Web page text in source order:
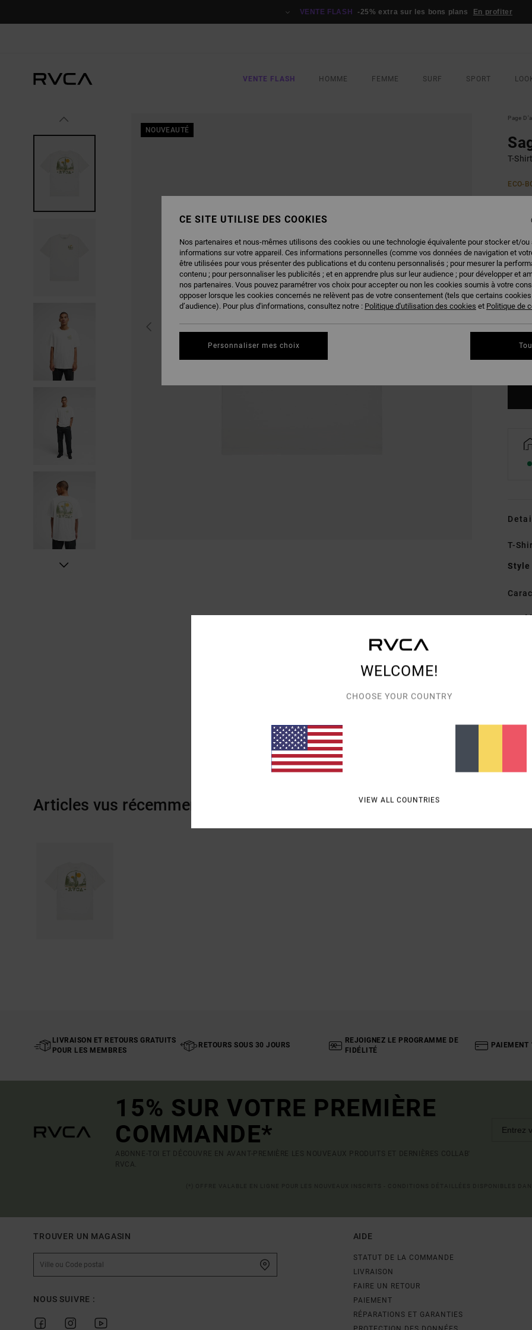
VENTE FLASH -25% extra sur les bons plans En profiter
VENTE FLASH HOMME FEMME SURF SPORT
NOUVEAUTÉ
Page
T-
ECO-
XS
T-
Style
Articles vus récemment
LIVRAISON ET RETOURS GRATUITS
POUR LES MEMBRES
RETOURS SOUS 30 JOURS
REJOIGNEZ LE PROGRAMME DE
FIDÉLITÉ
PAIEMENT
15% SUR VOTRE PREMIÈRE
COMMANDE*
ABONNE-TOI ET DÉCOUVRE EN AVANT-PREMIÈRE LES NOUVEAUX PRODUITS ET DERNIÈRES COLLAB'
RVCA.
TROUVER UN MAGASIN
NOUS SUIVRE :
AIDE
STATUT DE LA COMMANDE
LIVRAISON
FAIRE UN RETOUR
PAIEMENT
RÉPARATIONS ET GARANTIES
WELCOME!
CHOOSE YOUR COUNTRY
VIEW ALL COUNTRIES
CE SITE UTILISE DES COOKIES
Nos partenaires et nous-mêmes utilisons des cookies ou une technologie équivalente pour stocker et/ou
informations sur votre appareil. Ces informations personnelles (comme vos données de navigation et
être utilisées pour vous présenter des publications et du contenu personnalisés ; pour mesurer la
contenu ; pour personnaliser les publicités ; et en apprendre plus sur leur audience ; pour développer et
nos partenaires. Vous pouvez paramétrer vos choix pour accepter ou non les cookies soumis à votre
opposer lorsque les cookies concernés ne relèvent pas de votre consentement (tels que certains
d’audience). Pour plus d'informations, consultez notre : Politique d'utilisation des cookies et Politique de
Personnaliser mes choix